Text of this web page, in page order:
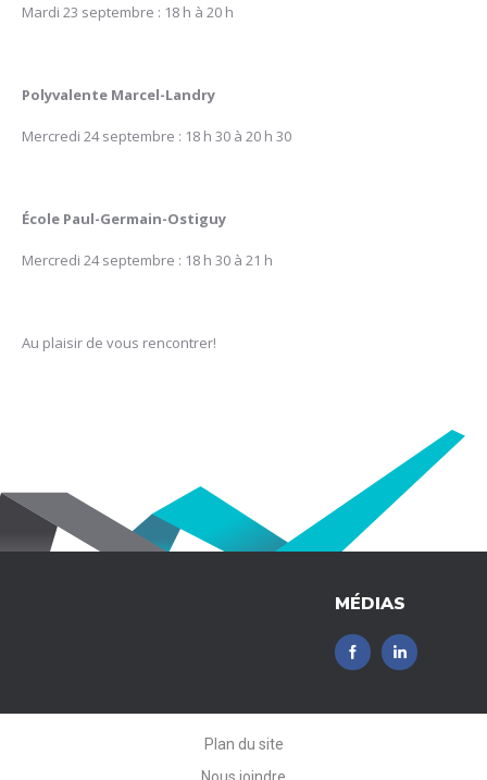
Mardi 23 septembre : 18 h à 20 h
Polyvalente Marcel-Landry
Mercredi 24 septembre : 18 h 30 à 20 h 30
École Paul-Germain-Ostiguy
Mercredi 24 septembre : 18 h 30 à 21 h
Au plaisir de vous rencontrer!
MÉDIAS
Plan du site
Nous joindre